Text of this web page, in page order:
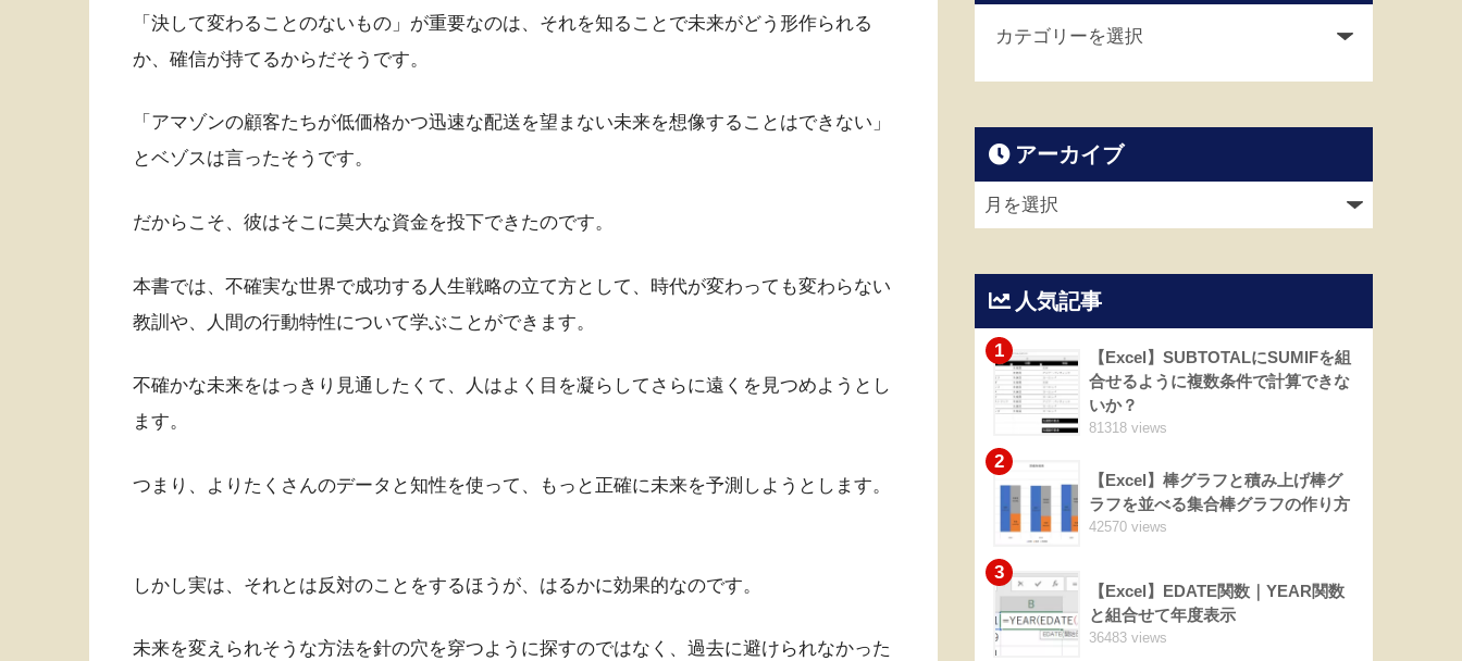
「決して変わることのないもの」が重要なのは、それを知ることで未来がどう形作られる
か、確信が持てるからだそうです。
「アマゾンの顧客たちが低価格かつ迅速な配送を望まない未来を想像することはできない」
とベゾスは言ったそうです。
だからこそ、彼はそこに莫大な資金を投下できたのです。
本書では、不確実な世界で成功する人生戦略の立て方として、時代が変わっても変わらない
教訓や、人間の行動特性について学ぶことができます。
不確かな未来をはっきり見通したくて、人はよく目を凝らしてさらに遠くを見つめようとし
ます。
つまり、よりたくさんのデータと知性を使って、もっと正確に未来を予測しようとします。
しかし実は、それとは反対のことをするほうが、はるかに効果的なのです。
未来を変えられそうな方法を針の穴を穿つように探すのではなく、過去に避けられなかった
アーカイブ
人気記事
1
【Excel】SUBTOTALにSUMIFを組
合せるように複数条件で計算できな
いか？
81318 views
2
【Excel】棒グラフと積み上げ棒グ
ラフを並べる集合棒グラフの作り方
42570 views
3
【Excel】EDATE関数｜YEAR関数
と組合せて年度表示
36483 views